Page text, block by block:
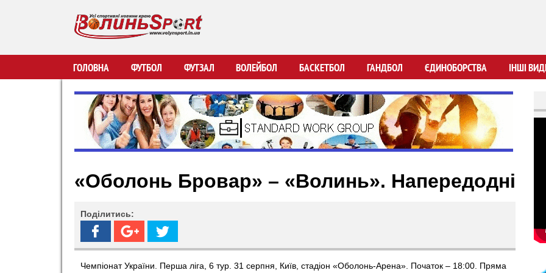
вмісту
В
о
и
н
S
ГОЛОВНА ФУТБОЛ ФУТЗАЛ ВОЛЕЙБОЛ БАСКЕТБОЛ ГАНДБОЛ ЄДИНОБОРСТВА ІНШІ
«Оболонь Бровар» – «Волинь». Напередодні
Поділитись:
Чемпіонат України. Перша ліга, 6 тур. 31 серпня, Київ, стадіон «Оболонь-Арена». Початок – 18:00. Пряма